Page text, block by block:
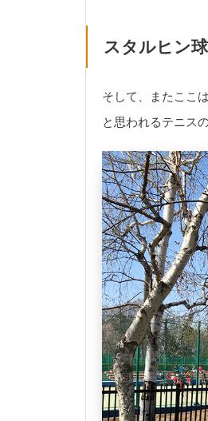
スタルヒン
そして、またここ
と思われるテニス